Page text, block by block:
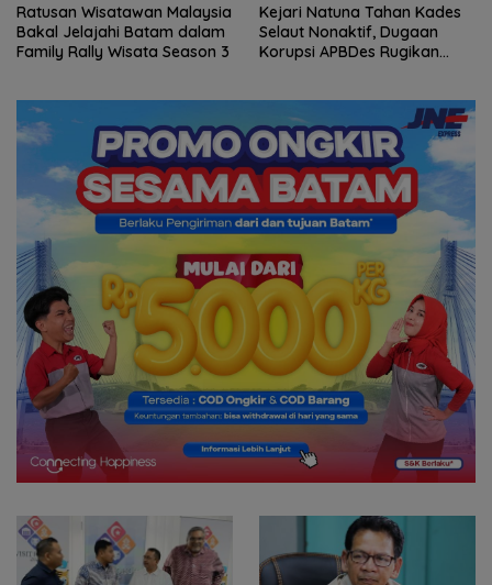
Ratusan Wisatawan Malaysia
Bakal Jelajahi Batam dalam
Family Rally Wisata Season 3
Kejari Natuna Tahan Kades
Selaut Nonaktif, Dugaan
Korupsi APBDes Rugikan